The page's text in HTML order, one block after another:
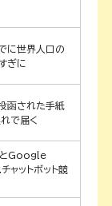
に世界人口の
ぎに
函された手紙
で届く
Google
ャットボット競